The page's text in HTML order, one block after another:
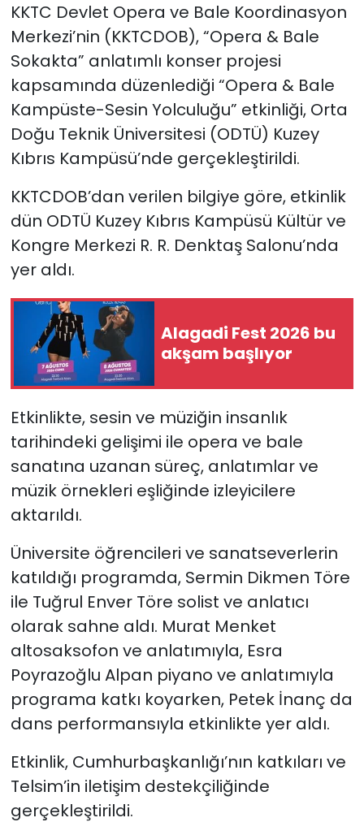
KKTC Devlet Opera ve Bale Koordinasyon
Merkezi’nin (KKTCDOB), “Opera & Bale
Sokakta” anlatımlı konser projesi
kapsamında düzenlediği “Opera & Bale
Kampüste-Sesin Yolculuğu” etkinliği, Orta
Doğu Teknik Üniversitesi (ODTÜ) Kuzey
Kıbrıs Kampüsü’nde gerçekleştirildi.
KKTCDOB’dan verilen bilgiye göre, etkinlik
dün ODTÜ Kuzey Kıbrıs Kampüsü Kültür ve
Kongre Merkezi R. R. Denktaş Salonu’nda
yer aldı.
Alagadi Fest 2026 bu
akşam başlıyor
Etkinlikte, sesin ve müziğin insanlık
tarihindeki gelişimi ile opera ve bale
sanatına uzanan süreç, anlatımlar ve
müzik örnekleri eşliğinde izleyicilere
aktarıldı.
Üniversite öğrencileri ve sanatseverlerin
katıldığı programda, Sermin Dikmen Töre
ile Tuğrul Enver Töre solist ve anlatıcı
olarak sahne aldı. Murat Menket
altosaksofon ve anlatımıyla, Esra
Poyrazoğlu Alpan piyano ve anlatımıyla
programa katkı koyarken, Petek İnanç da
dans performansıyla etkinlikte yer aldı.
Etkinlik, Cumhurbaşkanlığı’nın katkıları ve
Telsim’in iletişim destekçiliğinde
gerçekleştirildi.
Spor
Teknoloji
TÜRKiYE
Video Galeri
Yazarlar